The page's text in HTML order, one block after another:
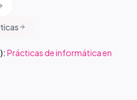
Prácticas de informática en